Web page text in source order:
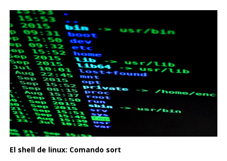
El shell de linux: Comando sort